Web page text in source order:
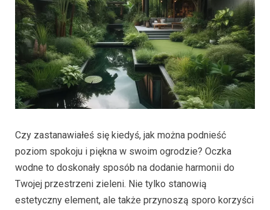
Czy zastanawiałeś się kiedyś, jak można podnieść
poziom spokoju i piękna w swoim ogrodzie? Oczka
wodne to doskonały sposób na dodanie harmonii do
Twojej przestrzeni zieleni. Nie tylko stanowią
estetyczny element, ale także przynoszą sporo korzyści